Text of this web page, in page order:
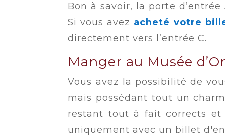
Bon à savoir, la porte d’entrée
Si vous avez acheté votre
directement vers l’entrée C.
Manger au Musée
Vous avez la possibilité de
mais possédant tout un
restant tout à fait corrects et
uniquement avec un billet